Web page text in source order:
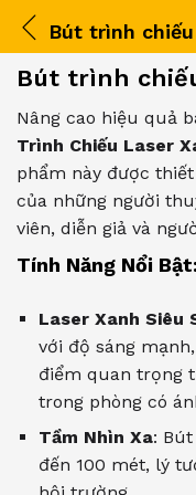
Bút trình
Nâng cao hiệu quả
Trình Chiếu Laser
phẩm này được
của những người
viên, diễn giả và
Tính Năng Nổi Bật:
Laser Xanh Siêu
với độ sáng
điểm quan trọng
trong phòng có
Tầm Nhìn Xa:
đến 100 mét, lý